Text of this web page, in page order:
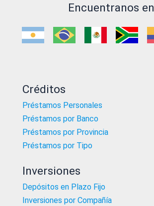
Encuentranos en
Créditos
Préstamos Personales
Préstamos por Banco
Préstamos por Provincia
Préstamos por Tipo
Inversiones
Depósitos en Plazo Fijo
Inversiones por Compañía